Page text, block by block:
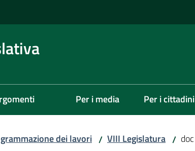
Per i media Per i cittadini
dei lavori / VIII Legislatura / doc